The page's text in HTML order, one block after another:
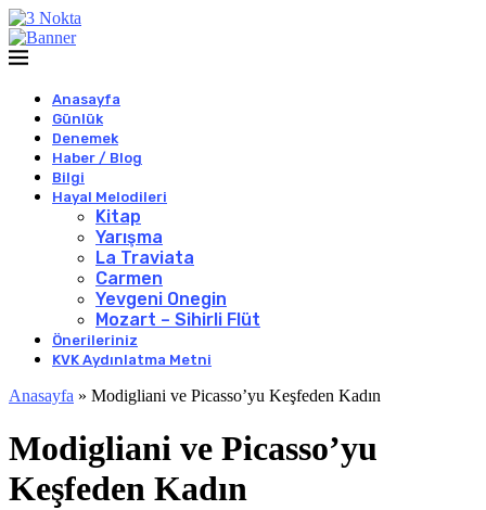
Anasayfa
Günlük
Denemek
Haber / Blog
Bilgi
Hayal Melodileri
Kitap
Yarışma
La Traviata
Carmen
Yevgeni Onegin
Mozart – Sihirli Flüt
Önerileriniz
KVK Aydınlatma Metni
Anasayfa » Modigliani ve Picasso’yu Keşfeden Kadın
Modigliani ve Picasso’yu
Keşfeden Kadın